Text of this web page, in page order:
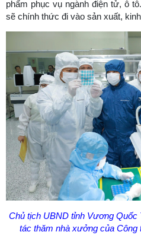
phẩm phục vụ ngành điện tử, ô
sẽ chính thức đi vào sản xuất,
Chủ tịch UBND tỉnh Vương Quốc
tác thăm nhà xưởng của Công